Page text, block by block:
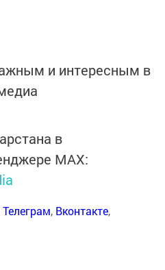
и интересным в
в
MАХ:
Телеграм, Вконтакте,